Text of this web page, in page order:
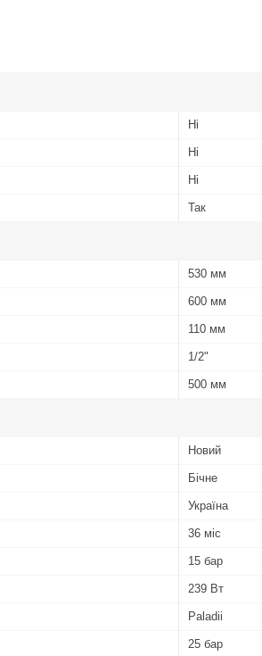
Ні
Ні
Ні
Так
530 мм
600 мм
110 мм
1/2"
500 мм
Новий
Бічне
Україна
36 міс
15 бар
239 Вт
Paladii
25 бар